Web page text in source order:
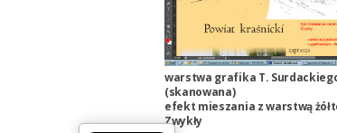
warstwa grafika T.
(skanowana)
efekt mieszania z warstwą
Zwykły